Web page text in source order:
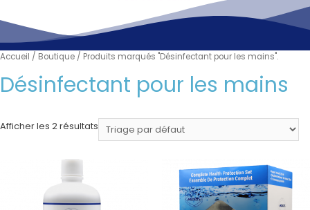
Accueil / Boutique / Produits marqués "Désinfectant pour les mains".
Désinfectant pour les mains
Afficher les 2 résultats